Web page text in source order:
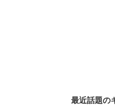
最近話題の